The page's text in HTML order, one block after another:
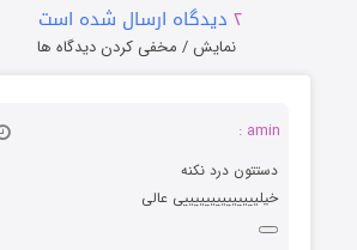
۲ دیدگاه ارسال شده است
نمایش / مخفی کردن دیدگاه ها
amin :
دستتون درد نکنه
خیلییییییییییییییی عالی